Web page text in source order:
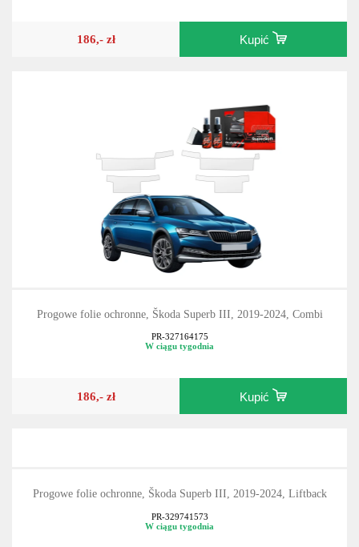
186,- zł Kupić
Progowe folie ochronne, Škoda Superb III, 2019-2024, Combi
PR-327164175
W ciągu tygodnia
186,- zł Kupić
Progowe folie ochronne, Škoda Superb III, 2019-2024, Liftback
PR-329741573
W ciągu tygodnia